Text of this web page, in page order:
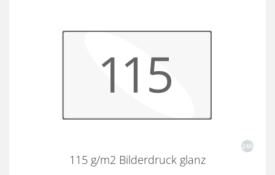
115 g/m2 Bilderdruck glanz